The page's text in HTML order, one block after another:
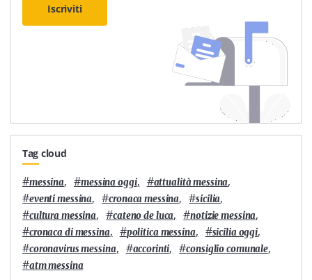
Iscriviti
Tag cloud
#messina, #messina oggi, #attualità messina,
#eventi messina, #cronaca messina, #sicilia,
#cultura messina, #cateno de luca, #notizie messina,
#cronaca di messina, #politica messina, #sicilia oggi,
#coronavirus messina, #accorinti, #consiglio comunale,
#atm messina